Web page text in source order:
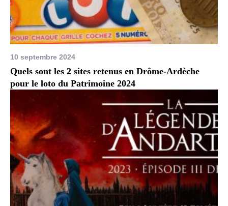
10 septembre 2024
Quels sont les 2 sites retenus en Drôme-Ardèche
pour le loto du Patrimoine 2024